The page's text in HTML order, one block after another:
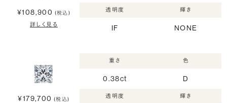
¥108,900 (税込)
詳しく見る
透明度
IF
輝き
NONE
¥179,700 (税込)
重さ
0.38ct
色
D
透明度 輝き